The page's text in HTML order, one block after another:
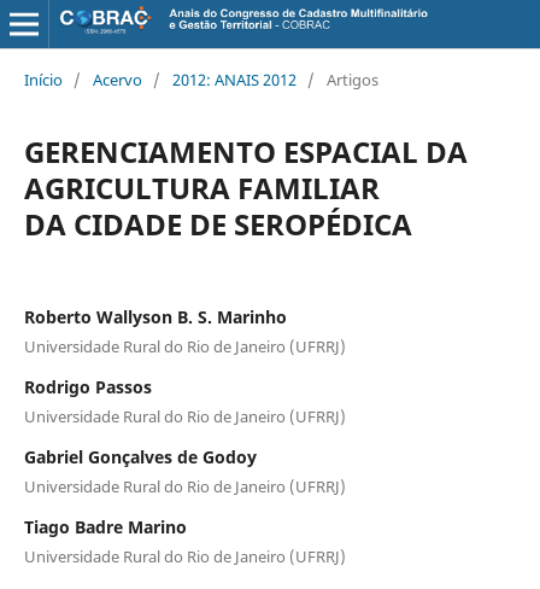
Início / Acervo / 2012: ANAIS 2012 / Artigos
GERENCIAMENTO ESPACIAL DA
AGRICULTURA FAMILIAR
DA CIDADE DE SEROPÉDICA
Roberto Wallyson B. S. Marinho
Universidade Rural do Rio de Janeiro (UFRRJ)
Rodrigo Passos
Universidade Rural do Rio de Janeiro (UFRRJ)
Gabriel Gonçalves de Godoy
Universidade Rural do Rio de Janeiro (UFRRJ)
Tiago Badre Marino
Universidade Rural do Rio de Janeiro (UFRRJ)